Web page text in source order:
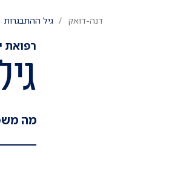
דנה-דואק גיל ההתבגרות
רפואת
מה